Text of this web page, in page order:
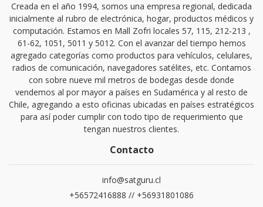
Creada en el año 1994, somos una empresa regional, dedicada
inicialmente al rubro de electrónica, hogar, productos médicos y
computación. Estamos en Mall Zofri locales 57, 115, 212-213 ,
61-62, 1051, 5011 y 5012. Con el avanzar del tiempo hemos
agregado categorías como productos para vehículos, celulares,
radios de comunicación, navegadores satélites, etc. Contamos
con sobre nueve mil metros de bodegas desde donde
vendemos al por mayor a países en Sudamérica y al resto de
Chile, agregando a esto oficinas ubicadas en países estratégicos
para así poder cumplir con todo tipo de requerimiento que
tengan nuestros clientes.
Contacto
info@satguru.cl
+56572416888 // +56931801086